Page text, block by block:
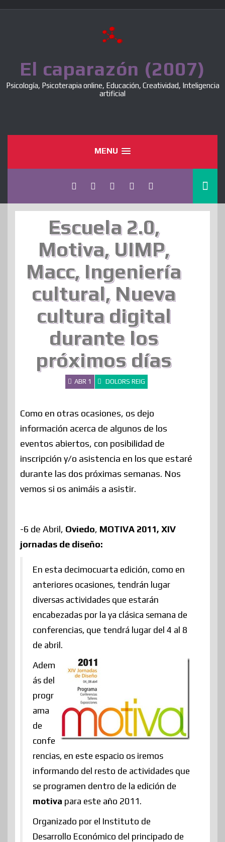
El caparazón (2007)
Psicología, Psicoterapia online, Educación, Creatividad, Inteligencia
artificial
MENU
Escuela 2.0,
Motiva, UIMP,
Macc, Ingeniería
cultural, Nueva
cultura digital
durante los
próximos días
ABR 1 DOLORS REIG
Como en otras ocasiones, os dejo
información acerca de algunos de los
eventos abiertos, con posibilidad de
inscripción y/o asistencia en los que estaré
durante las dos próximas semanas. Nos
vemos si os animáis a asistir.
-6 de Abril, Oviedo, MOTIVA 2011, XIV
jornadas de diseño:
En esta decimocuarta edición, como en
anteriores ocasiones, tendrán lugar
diversas actividades que estarán
encabezadas por la ya clásica semana de
conferencias, que tendrá lugar del 4 al 8
de abril.
Adem
ás del
progr
ama
de
confe
rencias, en este espacio os iremos
informando del resto de actividades que
se programen dentro de la edición de
motiva para este año 2011.
Organizado por el Instituto de
Desarrollo Económico del principado de